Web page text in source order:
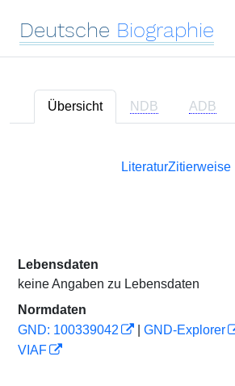
Deutsche Biographie
Übersicht NDB ADB
LiteraturZitierweise
Lebensdaten
keine Angaben zu Lebensdaten
Normdaten
GND: 100339042
GND-Explorer
VIAF